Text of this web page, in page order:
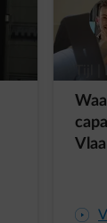
Tijl
arrow-play-fwd